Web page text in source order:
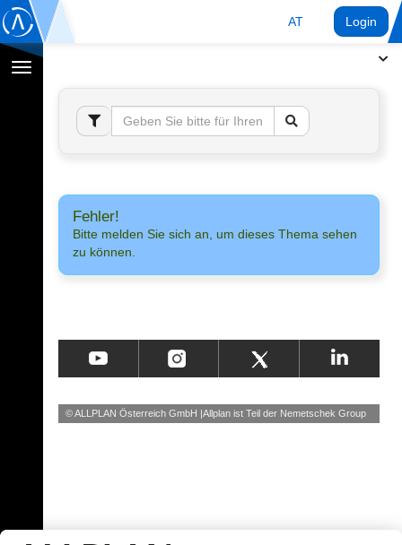
AT Login
Navigation
umschalten
Fehler!
Bitte melden Sie sich an, um dieses Thema sehen
zu können.
© ALLPLAN Österreich GmbH Allplan ist Teil der Nemetschek Group